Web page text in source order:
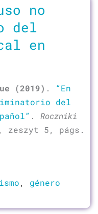
no
del
en
(2019) . “En
del
. Roczniki
zeszyt 5, págs.
, género